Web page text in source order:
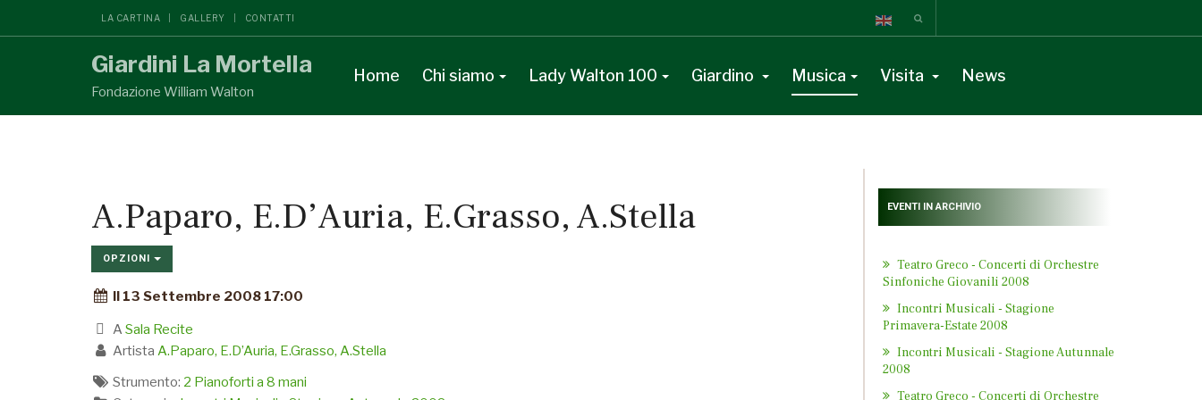
LA CARTINA GALLERY CONTATTI
Giardini La Mortella
Fondazione William Walton
Home Chi siamo Lady Walton 100 Giardino Musica Visita News
A.Paparo, E.D’Auria, E.Grasso, A.Stella
OPZIONI
Il 13 Settembre 2008 17:00
A Sala Recite
Artista A.Paparo, E.D’Auria, E.Grasso, A.Stella
Strumento: 2 Pianoforti a 8 mani
EVENTI IN ARCHIVIO
Teatro Greco - Concerti di Orchestre
Sinfoniche Giovanili 2008
Incontri Musicali - Stagione
Primavera-Estate 2008
Incontri Musicali - Stagione Autunnale
2008
Teatro Greco - Concerti di Orchestre